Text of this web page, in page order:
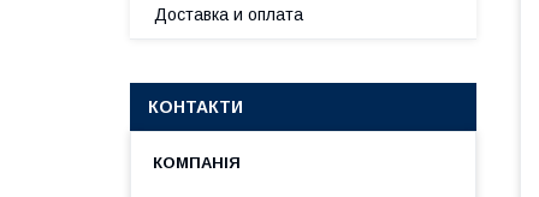
Доставка и оплата
КОНТАКТИ